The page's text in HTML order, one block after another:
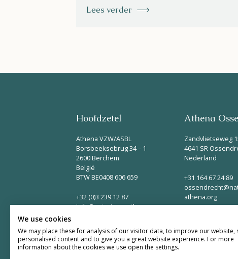
Lees verder
Hoofdzetel
Athena VZW/ASBL
Borsbeeksebrug 34 – 1
2600 Berchem
België
BTW BE0408 606 659
+32 (0)3 239 12 87
info@naturisme-athena.org
Athena
Zandvlietseweg
4641 SR
Nederland
+31 164 67 24 89
athena.org
We use cookies
We may place these for analysis of our visitor data, to improve our website,
personalised content and to give you a great website experience. For more
information about the cookies we use open the settings.